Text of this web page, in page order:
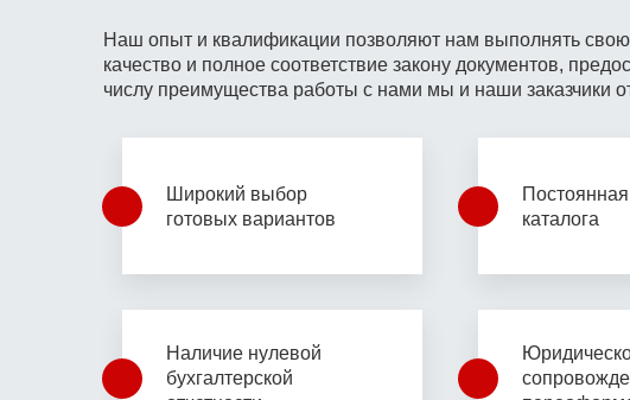
Наш опыт и квалификации позволяют нам выполнять
качество и полное соответствие закону документов,
числу преимущества работы с нами мы и наши заказчики
Широкий выбор
готовых вариантов
каталога
Наличие нулевой
бухгалтерской